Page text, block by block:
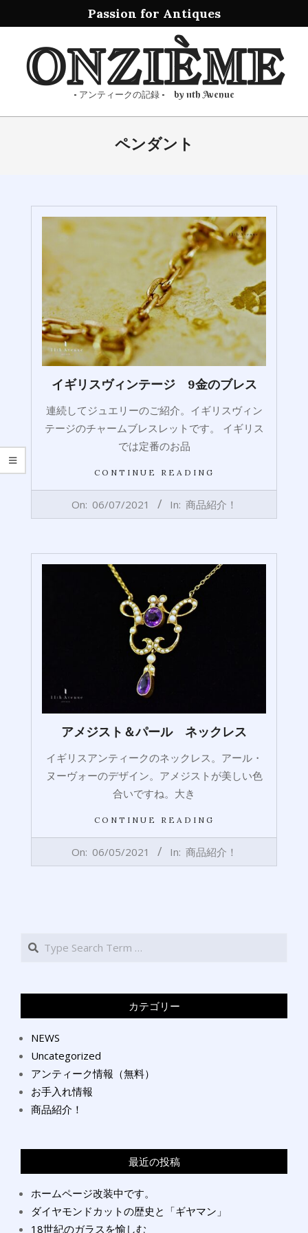
Passion for Antiques
contentONZIÈME
- アンティークの記録 - by 11th Avenue
ペンダント
イギリスヴィンテージ 9金のブレス
連続してジュエリーのご紹介。イギリスヴィン
テージのチャームブレスレットです。 イギリス
では定番のお品
CONTINUE READING
On: 06/07/2021 In: 商品紹介！
アメジスト＆パール ネックレス
イギリスアンティークのネックレス。アール・
ヌーヴォーのデザイン。アメジストが美しい色
合いですね。大き
CONTINUE READING
On: 06/05/2021 In: 商品紹介！
Search
カテゴリー
NEWS
Uncategorized
アンティーク情報（無料）
お手入れ情報
商品紹介！
最近の投稿
ホームページ改装中です。
ダイヤモンドカットの歴史と「ギヤマン」
18世紀のガラスを愉しむ